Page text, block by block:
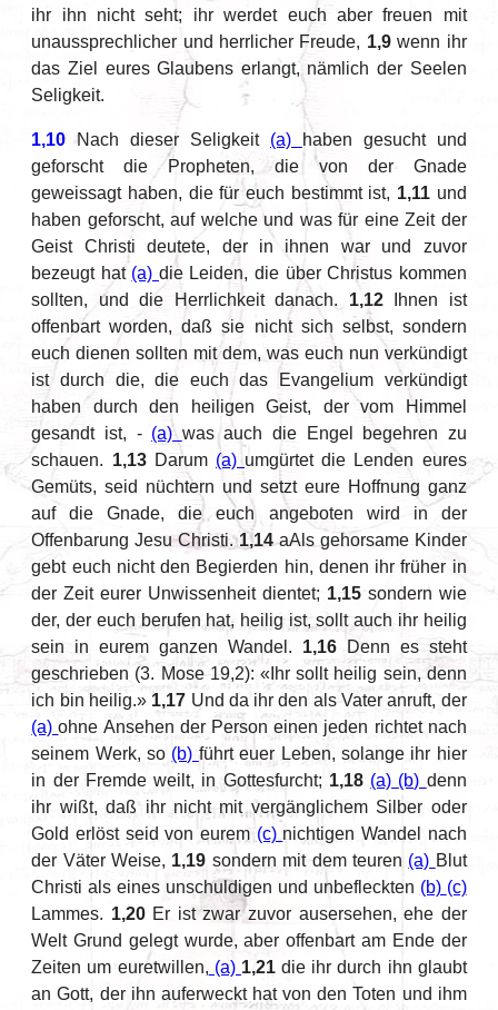
ihr ihn nicht seht; ihr werdet euch aber freuen mit
unaussprechlicher und herrlicher Freude, 1,9wenn ihr
das Ziel eures Glaubens erlangt, nämlich der Seelen
Seligkeit.
1,10 Nach dieser Seligkeit (a)
haben gesucht und
geforscht die Propheten, die von der Gnade
geweissagt haben, die für euch bestimmt ist, 1,11 und
haben geforscht, auf welche und was für eine Zeit der
Geist Christi deutete, der in ihnen war und zuvor
bezeugt hat (a) die Leiden, die über Christus kommen
sollten, und die Herrlichkeit danach. 1,12Ihnen ist
offenbart worden, daß sie nicht sich selbst, sondern
euch dienen sollten mit dem, was euch nun verkündigt
ist durch die, die euch das Evangelium verkündigt
haben durch den heiligen Geist, der vom Himmel
gesandt ist, - (a) was auch die Engel begehren zu
schauen. 1,13Darum (a) umgürtet die Lenden eures
Gemüts, seid nüchtern und setzt eure Hoffnung ganz
auf die Gnade, die euch angeboten wird in der
Offenbarung Jesu Christi.1,14aAls gehorsame Kinder
gebt euch nicht den Begierden hin, denen ihr früher in
der Zeit eurer Unwissenheit dientet; 1,15sondern wie
der, der euch berufen hat, heilig ist, sollt auch ihr heilig
sein in eurem ganzen Wandel. 1,16Denn es steht
geschrieben (3. Mose 19,2): «Ihr sollt heilig sein, denn
ich bin heilig.» 1,17 Und da ihr den als Vater anruft, der
(a)ohne Ansehen der Person einen jeden richtet nach
seinem Werk, so (b) führt euer Leben, solange ihr hier
in der Fremde weilt, in Gottesfurcht; 1,18 (a) (b) denn
ihr wißt, daß ihr nicht mit vergänglichem Silber oder
Gold erlöst seid von eurem (c) nichtigen Wandel nach
der Väter Weise, 1,19 sondern mit dem teuren (a) Blut
Christi als eines unschuldigen und unbefleckten (b) (c)
Lammes. 1,20Er ist zwar zuvor ausersehen, ehe der
Welt Grund gelegt wurde, aber offenbart am Ende der
Zeiten um euretwillen, (a) 1,21die ihr durch ihn glaubt
an Gott, der ihn auferweckt hat von den Toten und ihm